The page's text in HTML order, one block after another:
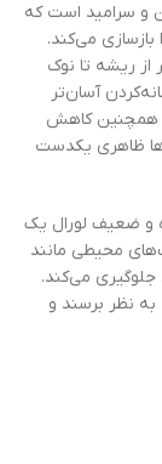
و سرامید است که
می‌کند.
از ریشه تا نوک
آسان‌تر
همچنین کاهش
ظاهری یکدست
و ضعیف لورال یک
محیطی مانند
جلوگیری می‌کند.
نظر برسند و